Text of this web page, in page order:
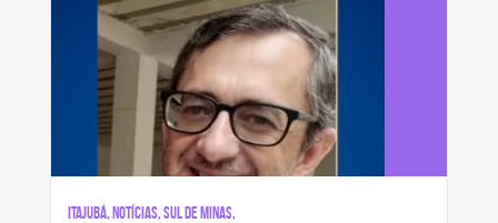
Itajubá, Notícias, Sul de Minas,